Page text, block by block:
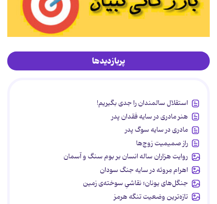
پربازدیدها
استقلال سالمندان را جدی بگیریم!
هنر مادری در سایه‌ فقدان پدر
مادری در سایه سوگ پدر
راز صمیمیت زوج‌ها
روایت هزاران ساله انسان بر بوم سنگ و آسمان
اهرام مِروئه در سایه جنگ سودان
جنگل‌های یونان؛ نقاشیِ سوخته‌ی زمین
تازه‌ترین وضعیت تنگه هرمز